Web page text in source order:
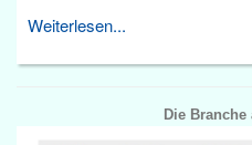
Weiterlesen...
Die Branche